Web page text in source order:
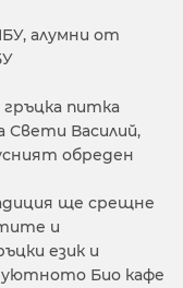
алумни от
питка
Свети Василий,
обреден
ще срещне
и
език и
уютното Био кафе